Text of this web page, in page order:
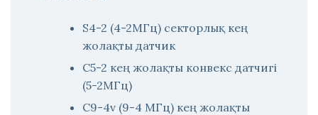
S4-2 (4-2МГц) секторлық кең
жолақты датчик
C5-2 кең жолақты конвекс датчигі
(5-2МГц)
С9-4v (9-4 МГц) кең жолақты